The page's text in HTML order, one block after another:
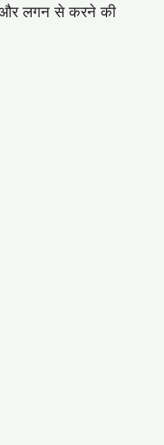
और लगन से करने की